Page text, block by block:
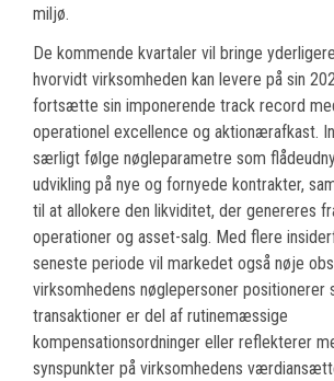
miljø.
De kommende kvartaler vil bringe
hvorvidt virksomheden kan levere på sin
fortsætte sin imponerende track record
operationel excellence og aktionærafkast.
særligt følge nøgleparametre som
udvikling på nye og fornyede kontrakter,
til at allokere den likviditet, der genereres
operationer og asset-salg. Med flere
seneste periode vil markedet også nøje
virksomhedens nøglepersoner positionerer
transaktioner er del af rutinemæssige
kompensationsordninger eller reflekterer
synspunkter på virksomhedens